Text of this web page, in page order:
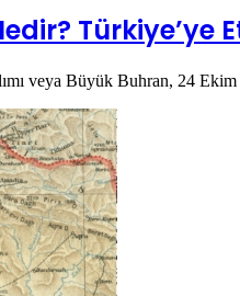
Türkiye’ye
veya Büyük Buhran, 24